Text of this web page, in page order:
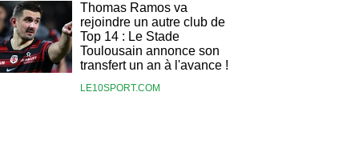
Thomas Ramos va
rejoindre un autre club de
Top 14 : Le Stade
Toulousain annonce son
transfert un an à l'avance !
LE10SPORT.COM